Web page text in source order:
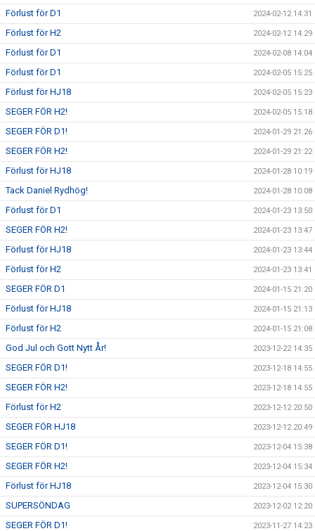
Förlust för D1 2024-02-12 14:31
Förlust för H2 2024-02-12 14:29
Förlust för D1 2024-02-08 14:04
Förlust för D1 2024-02-05 15:25
Förlust för HJ18 2024-02-05 15:23
SEGER FÖR H2! 2024-02-05 15:18
SEGER FÖR D1! 2024-01-29 21:26
SEGER FÖR H2! 2024-01-29 21:22
Förlust för HJ18 2024-01-28 10:19
Tack Daniel Rydhög! 2024-01-28 10:08
Förlust för D1 2024-01-23 13:50
SEGER FÖR H2! 2024-01-23 13:47
Förlust för HJ18 2024-01-23 13:44
Förlust för H2 2024-01-23 13:41
SEGER FÖR D1 2024-01-15 21:20
Förlust för HJ18 2024-01-15 21:13
Förlust för H2 2024-01-15 21:08
God Jul och Gott Nytt År! 2023-12-22 14:35
SEGER FÖR D1! 2023-12-18 14:55
SEGER FÖR H2! 2023-12-18 14:55
Förlust för H2 2023-12-12 20:50
SEGER FÖR HJ18 2023-12-12 20:49
SEGER FÖR D1! 2023-12-04 15:38
SEGER FÖR H2! 2023-12-04 15:34
Förlust för HJ18 2023-12-04 15:30
SUPERSÖNDAG 2023-12-02 12:20
SEGER FÖR D1! 2023-11-27 14:23